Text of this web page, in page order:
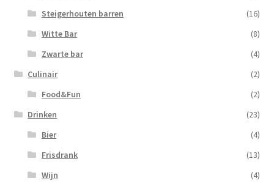
Steigerhouten barren
(16)
Witte Bar
(8)
Zwarte bar
(4)
Culinair
(2)
Food&Fun
(2)
Drinken
(23)
Bier
(4)
Frisdrank
(13)
Wijn
(4)